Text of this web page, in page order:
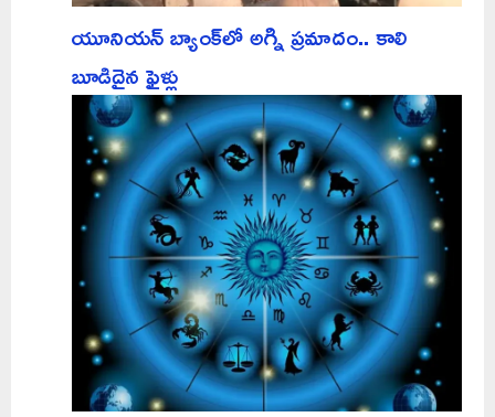
యూనియన్ బ్యాంక్‌లో అగ్ని ప్రమాదం.. కాలి
బూడిదైన ఫైళ్లు